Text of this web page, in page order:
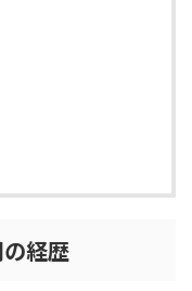
経歴